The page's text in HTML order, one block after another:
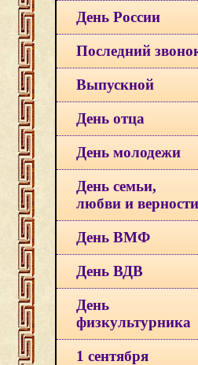
День России
Последний
Выпускной
День отца
День молодежи
День семьи,
любви и верности
День ВМФ
День ВДВ
День
физкультурника
1 сентября